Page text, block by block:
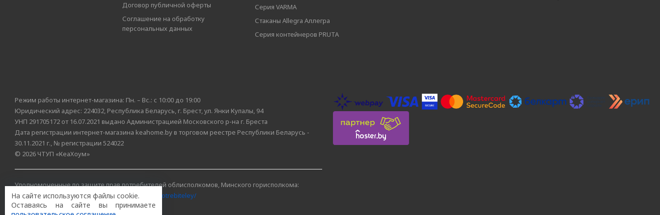
Договор публичной оферты
Соглашение на обработку
персональных данных
Серия VARMA
Стаканы Allegra Аллегра
Серия контейнеров PRUTA
Режим работы интернет-магазина: Пн. – Вс.: с 10:00 до 19:00
Юридический адрес: 224032, Республика Беларусь, г. Брест, ул. Янки Купалы, 94
УНП 291705172 от 16.07.2021 выдано Администрацией Московского р-на г. Бреста
Дата регистрации интернет-магазина keahome.by в торговом реестре Республики Беларусь -
30.11.2021 г., № регистрации 524022
© 2026 ЧТУП «КеаХоум»
Уполномоченные по защите прав потребителей облисполкомов, Минского горисполкома:
https://www.mart.gov.by/activity/zashchita-prav-potrebiteley/
БРЕСТСКАЯ ОБЛАСТЬ тел. (80162) 26 97 69;
На сайте используются файлы cookie.
Оставаясь на сайте вы принимаете